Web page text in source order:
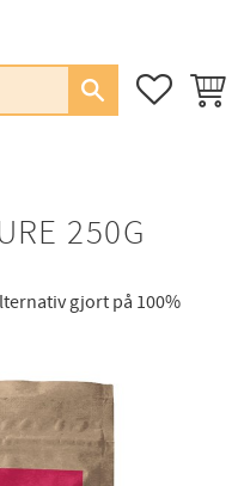
250G
gjort på 100%